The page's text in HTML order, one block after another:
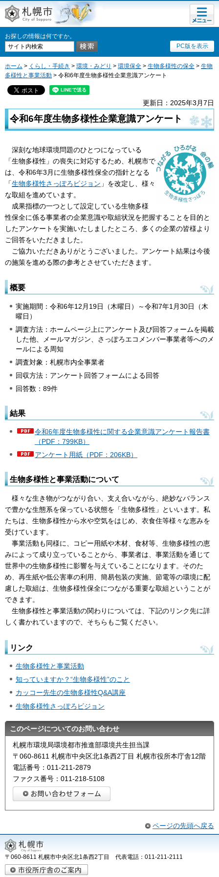
札幌市
お探しの情報は何ですか。
PC版を表示
メニュ
ー
ホーム > くらし・手続き > 環境・みどり > 環境保全 > 生物多様性の保全 > 生物
多様性と事業活動 > 令和6年度生物多様性企業意識アンケート
更新日：2025年3月7日
令和6年度生物多様性企業意識アンケート
深刻な地球環境問題のひとつになっている
「生物多様性」の喪失に対応するため、札幌市で
は、令和6年3月に生物多様性保全の指針となる
「生物多様性さっぽろビジョン 」を改定し、様々
な取組を進めています。
成果指標の一つとして設定している生物多様
性保全に係る事業者の企業意識や取組状況を把握することを目的と
したアンケートを実施いたしましたところ、多くの企業の皆様より
ご回答をいただきました。
ご協力いただきありがとうございました。アンケート結果は今後
の施策を進める際の参考とさせていただきます。
概要
実施期間：令和6年12月19日（木曜日）～令和7年1月30日（木
曜日）
調査方法：ホームページ上にアンケート及び回答フォームを掲載
した他、メールマガジン、さっぽろエコメンバー事業者等へのメ
ールによる周知
調査対象：札幌市内全事業者
回収方法：アンケート回答フォームによる回答
回答数：89件
結果
令和6年度生物多様性に関する企業意識アンケート報告書
（PDF：799KB）
アンケート用紙（PDF：206KB）
生物多様性と事業活動について
様 々な生き物がつながり合い、支え合いながら、絶妙なバランス
で豊かな生態系を保っている状態を「生物多様性」といいます。私
たちは、生物多様性から水や空気をはじめ、衣食住等様々な恵みを
受けています。
事業活動も同様に、コピー用紙や木材、食材等、生物多様性の恵
みによって成り立っていることから、事業者は、事業活動を通じて
世界中の生物多様性に影響を与えていることになります。そのた
め、再生紙や低公害車の利用、簡易包装の実施、節電等の環境に配
慮した取組は、生物多様性保全につながる重要な取組ということが
できます。
生物多様性と事業活動の関わりについては、下記のリンク先に詳
しく書かれていますので、そちらもご覧ください。
リンク
生物多様性と事業活動
知っていますか？“生物多様性”のこと
カッコー先生の生物多様性Q&A講座
生物多様性さっぽろビジョン
このページについてのお問い合わせ
札幌市環境局環境都市推進部環境共生担当課
〒060-8611 札幌市中央区北1条西2丁目 札幌市役所本庁舎12階
電話番号：011-211-2879
ファクス番号：011-218-5108
ページの先頭へ戻る
〒060-8611 札幌市中央区北1条西2丁目 代表電話：011-211-2111